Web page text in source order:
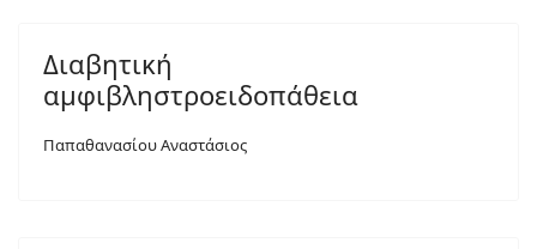
Διαβητική
αμφιβληστροειδοπάθεια
Παπαθανασίου Αναστάσιος